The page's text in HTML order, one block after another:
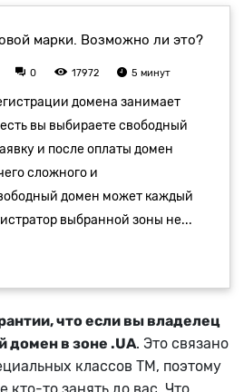
что если вы владелец
домен в зоне .UA. Это связано
классов ТМ, поэтому
то занять до вас. Что